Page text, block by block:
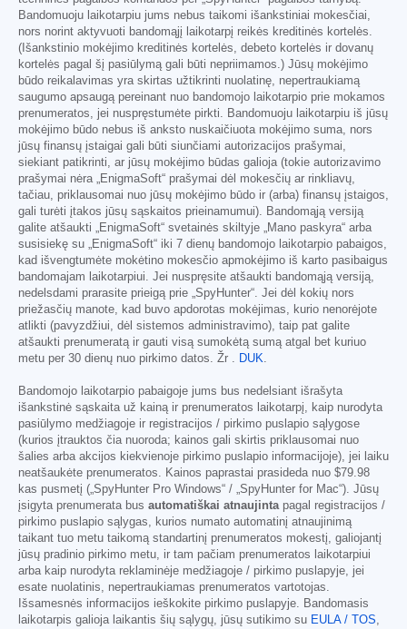
Bandomuoju laikotarpiu jums nebus taikomi išankstiniai mokesčiai,
nors norint aktyvuoti bandomąjį laikotarpį reikės kreditinės kortelės.
(Išankstinio mokėjimo kreditinės kortelės, debeto kortelės ir dovanų
kortelės pagal šį pasiūlymą gali būti nepriimamos.) Jūsų mokėjimo
būdo reikalavimas yra skirtas užtikrinti nuolatinę, nepertraukiamą
saugumo apsaugą pereinant nuo bandomojo laikotarpio prie mokamos
prenumeratos, jei nuspręstumėte pirkti. Bandomuoju laikotarpiu iš jūsų
mokėjimo būdo nebus iš anksto nuskaičiuota mokėjimo suma, nors
jūsų finansų įstaigai gali būti siunčiami autorizacijos prašymai,
siekiant patikrinti, ar jūsų mokėjimo būdas galioja (tokie autorizavimo
prašymai nėra „EnigmaSoft“ prašymai dėl mokesčių ar rinkliavų,
tačiau, priklausomai nuo jūsų mokėjimo būdo ir (arba) finansų įstaigos,
gali turėti įtakos jūsų sąskaitos prieinamumui). Bandomąją versiją
galite atšaukti „EnigmaSoft“ svetainės skiltyje „Mano paskyra“ arba
susisiekę su „EnigmaSoft“ iki 7 dienų bandomojo laikotarpio pabaigos,
kad išvengtumėte mokėtino mokesčio apmokėjimo iš karto pasibaigus
bandomajam laikotarpiui. Jei nuspręsite atšaukti bandomąją versiją,
nedelsdami prarasite prieigą prie „SpyHunter“. Jei dėl kokių nors
priežasčių manote, kad buvo apdorotas mokėjimas, kurio nenorėjote
atlikti (pavyzdžiui, dėl sistemos administravimo), taip pat galite
atšaukti prenumeratą ir gauti visą sumokėtą sumą atgal bet kuriuo
metu per 30 dienų nuo pirkimo datos. Žr . DUK.
Bandomojo laikotarpio pabaigoje jums bus nedelsiant išrašyta
išankstinė sąskaita už kainą ir prenumeratos laikotarpį, kaip nurodyta
pasiūlymo medžiagoje ir registracijos / pirkimo puslapio sąlygose
(kurios įtrauktos čia nuoroda; kainos gali skirtis priklausomai nuo
šalies arba akcijos kiekvienoje pirkimo puslapio informacijoje), jei laiku
neatšaukėte prenumeratos. Kainos paprastai prasideda nuo $79.98
kas pusmetį („SpyHunter Pro Windows“ / „SpyHunter for Mac“). Jūsų
įsigyta prenumerata bus automatiškai atnaujintapagal registracijos /
pirkimo puslapio sąlygas, kurios numato automatinį atnaujinimą
taikant tuo metu taikomą standartinį prenumeratos mokestį, galiojantį
jūsų pradinio pirkimo metu, ir tam pačiam prenumeratos laikotarpiui
arba kaip nurodyta reklaminėje medžiagoje / pirkimo puslapyje, jei
esate nuolatinis, nepertraukiamas prenumeratos vartotojas.
Išsamesnės informacijos ieškokite pirkimo puslapyje. Bandomasis
laikotarpis galioja laikantis šių sąlygų, jūsų sutikimo su EULA / TOS,